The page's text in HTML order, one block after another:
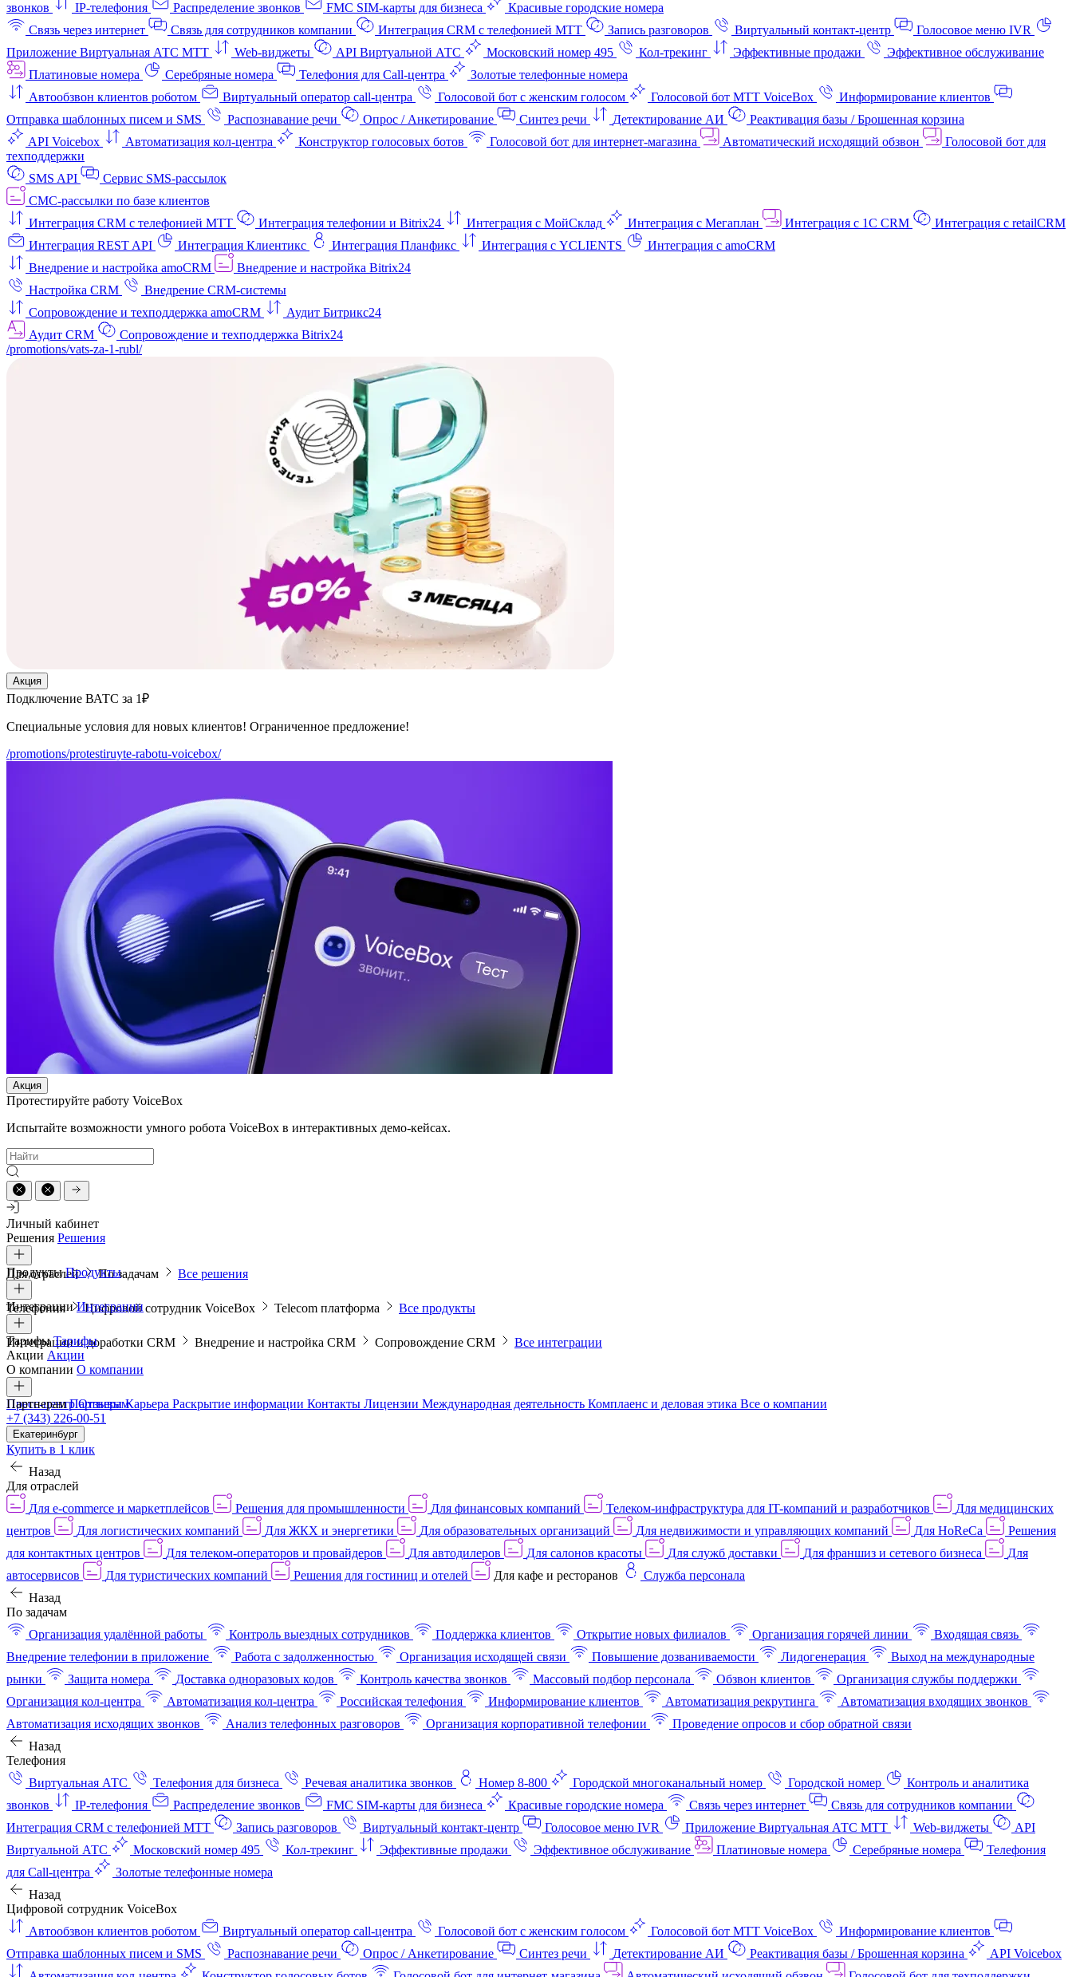
звонков
IP-телефония Распределение звонков FMC SIM-карты для бизнеса
Красивые городские номера
Связь через интернет
Связь для сотрудников компании Интеграция CRM с телефонией МТТ Запись разговоров Виртуальный контакт‑центр
Голосовое меню IVR
Приложение Виртуальная АТС МТТ
Web-виджеты API Виртуальной АТС Московский номер 495 Кол-трекинг Эффективные продажи
Эффективное обслуживание
Платиновые номера
Серебряные номера Телефония для Call-центра
Золотые телефонные номера
Автообзвон клиентов роботом
Виртуальный оператор call-центра Голосовой бот с женским голосом Голосовой бот МТТ VoiceBox
Информирование клиентов
Отправка шаблонных писем и SMS
Распознавание речи Опрос / Анкетирование Синтез речи Детектирование АИ
Реактивация базы / Брошенная корзина
API Voicebox
Автоматизация кол‑центра Конструктор голосовых ботов Голосовой бот для интернет‑магазина Автоматический исходящий обзвон
Голосовой бот для
техподдержки
SMS API
Сервис SMS-рассылок
СМС-рассылки по базе клиентов
Интеграция CRM с телефонией МТТ
Интеграция телефонии и Bitrix24 Интеграция с МойСклад Интеграция с Мегаплан Интеграция с 1C CRM
Интеграция с retailCRM
Интеграция REST API
Интеграция Клиентикс Интеграция Планфикс Интеграция с YCLIENTS
Интеграция с amoCRM
Внедрение и настройка amoCRM
Внедрение и настройка Bitrix24
Настройка CRM
Внедрение CRM-системы
Сопровождение и техподдержка amoCRM
Аудит Битрикс24
Аудит CRM
Сопровождение и техподдержка Bitrix24
/promotions/vats-za-1-rubl/
Акция
Подключение ВАТС за 1₽
Специальные условия для новых клиентов! Ограниченное предложение!
/promotions/protestiruyte-rabotu-voicebox/
Акция
Протестируйте работу VoiceBox
Испытайте возможности умного робота VoiceBox в интерактивных демо-кейсах.
Личный кабинет
Решения Решения
Для отраслей По задачам Все решения
ПродуктыПродукты
Телефония Цифровой сотрудник VoiceBox Telecom платформа Все продукты
ИнтеграцииИнтеграции
Интеграции и доработки CRM Внедрение и настройка CRM Сопровождение CRM Все интеграции
ТарифыТарифы
Акции Акции
О компании О компании
Пресс-центрОтзывыКарьера Раскрытие информации Контакты Лицензии Международная деятельность Комплаенс и деловая этика Все о компании
ПартнерамПартнерам
+7 (343) 226-00-51
Екатеринбург
Купить в 1 клик
Назад
Для отраслей
Для e-commerce и маркетплейсов
Решения для промышленности Для финансовых компаний Телеком-инфраструктура для IT-компаний и разработчиков
Для медицинских
центров
Для логистических компаний Для ЖКХ и энергетики Для образовательных организаций Для недвижимости и управляющих компаний Для HoReCa
Решения
для контактных центров
Для телеком-операторов и провайдеров Для автодилеров Для салонов красоты Для служб доставки Для франшиз и сетевого бизнеса
Для
автосервисов
Для туристических компаний Решения для гостиниц и отелей Для кафе и ресторанов
Служба персонала
Назад
По задачам
Организация удалённой работы
Контроль выездных сотрудников Поддержка клиентов Открытие новых филиалов Организация горячей линии
Входящая связь
Внедрение телефонии в приложение
Работа с задолженностью Организация исходящей связи Повышение дозваниваемости Лидогенерация
Выход на международные
рынки
Защита номера Доставка одноразовых кодов Контроль качества звонков Массовый подбор персонала Обзвон клиентов
Организация службы поддержки
Организация кол-центра
Автоматизация кол-центра Российская телефония Информирование клиентов Автоматизация рекрутинга
Автоматизация входящих звонков
Автоматизация исходящих звонков
Анализ телефонных разговоров Организация корпоративной телефонии
Проведение опросов и сбор обратной связи
Назад
Телефония
Виртуальная АТС
Телефония для бизнеса Речевая аналитика звонков Номер 8-800 Городской многоканальный номер Городской номер
Контроль и аналитика
звонков
IP-телефония Распределение звонков FMC SIM-карты для бизнеса Красивые городские номера Связь через интернет
Связь для сотрудников компании
Интеграция CRM с телефонией МТТ
Запись разговоров Виртуальный контакт‑центр Голосовое меню IVR Приложение Виртуальная АТС МТТ Web-виджеты
API
Виртуальной АТС
Московский номер 495 Кол-трекинг Эффективные продажи Эффективное обслуживание Платиновые номера Серебряные номера
Телефония
для Call-центра
Золотые телефонные номера
Назад
Цифровой сотрудник VoiceBox
Автообзвон клиентов роботом
Виртуальный оператор call-центра Голосовой бот с женским голосом Голосовой бот МТТ VoiceBox
Информирование клиентов
Отправка шаблонных писем и SMS
Распознавание речи Опрос / Анкетирование Синтез речи Детектирование АИ Реактивация базы / Брошенная корзина
API Voicebox